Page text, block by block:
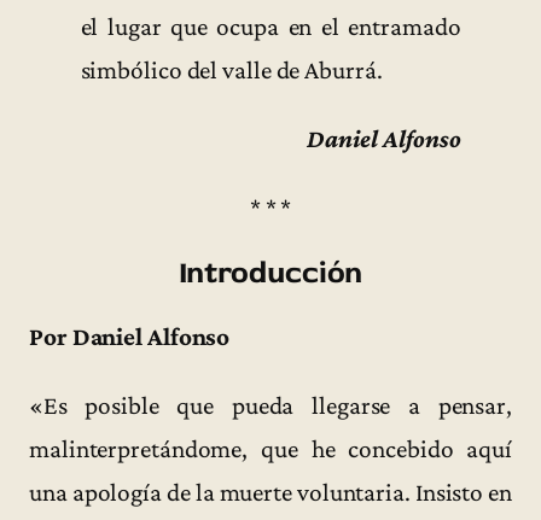
el lugar que ocupa en el entramado
simbólico del valle de Aburrá.
Daniel Alfonso
* * *
Introducción
Por Daniel Alfonso
«Es posible que pueda llegarse a pensar,
malinterpretándome, que he concebido aquí
una apología de la muerte voluntaria. Insisto en